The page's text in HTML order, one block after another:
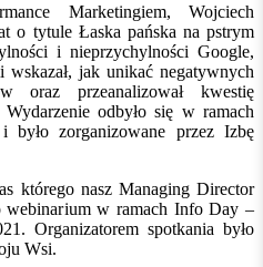
Marketingiem, Wojciech
o tytule Łaska pańska na pstrym
i nieprzychylności Google,
jak unikać negatywnych
oraz przeanalizował kwestię
odbyło się w ramach
było zorganizowane przez Izbę
którego nasz Managing Director
webinarium w ramach Info Day –
Organizatorem spotkania było
Wsi.